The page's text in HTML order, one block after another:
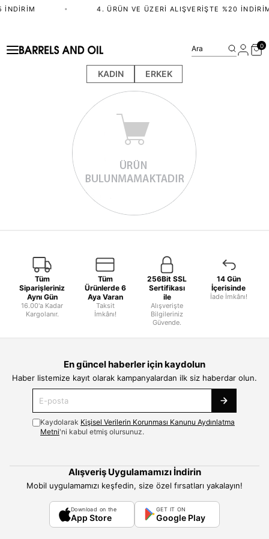
İNDIRIM • 4. ÜRÜN VE ÜZERI ALIŞVERIŞTE %20
KADIN ERKEK
Ara 0
Tüm
Siparişleriniz
Aynı Gün
16.00'a Kadar
Kargolanır.
Tüm
Ürünlerde 6
Aya Varan
Taksit
İmkânı!
256Bit SSL
Sertifikası
ile
Alışverişte
Bilgileriniz
Güvende.
14 Gün
İçerisinde
İade İmkânı!
En güncel haberler için kaydolun
Haber listemize kayıt olarak kampanyalardan ilk siz haberdar olun.
Kaydolarak Kişisel Verilerin Korunması Kanunu Aydınlatma
Metni'ni kabul etmiş olursunuz.
Alışveriş Uygulamamızı İndirin
Mobil uygulamamızı keşfedin, size özel fırsatları yakalayın!
Download on the
App Store
GET IT ON
Google Play